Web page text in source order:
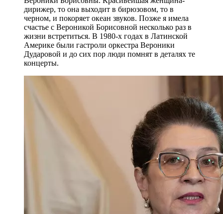
дирижер, то она выходит в бирюзовом, то в
черном, и покоряет океан звуков. Позже я имела
счастье с Вероникой Борисовной несколько раз в
жизни встретиться. В 1980-х годах в Латинской
Америке были гастроли оркестра Вероники
Дударовой и до сих пор люди помнят в деталях те
концерты.